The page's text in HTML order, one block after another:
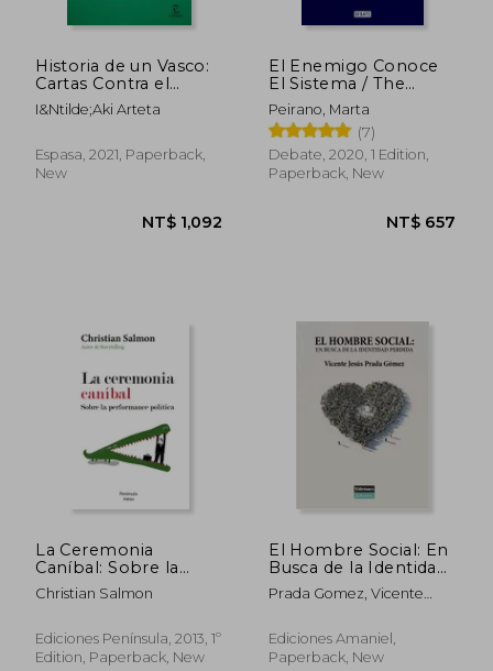
Historia de un Vasco:
Cartas Contra el
Olvido (no Ficción) (in
Spanish)
I&Ntilde;Aki Arteta
Espasa, 2021, Paperback,
New
NT$ 1,092
El Enemigo Conoce
El Sistema / The
Enemy Knows the
System (in Spanish)
Peirano, Marta
(7)
Debate, 2020, 1 Edition,
Paperback, New
La Ceremonia
Caníbal: Sobre la
Performance Política
(in Spanish)
Christian Salmon
Ediciones Península, 2013, 1º
Edition, Paperback, New
El Hombre Social: En
Busca de la Identidad
Perdida (in Spanish)
Prada Gomez, Vicente
Ediciones Amaniel,
Paperback, New